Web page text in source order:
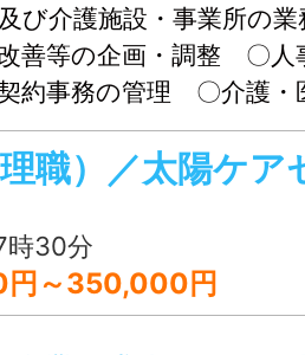
び介護施設・事業所の
善等の企画・調整 〇人
約事務の管理 〇介護・
及び関係機関との連
あり（会社が指定する
時30分
～350,000円